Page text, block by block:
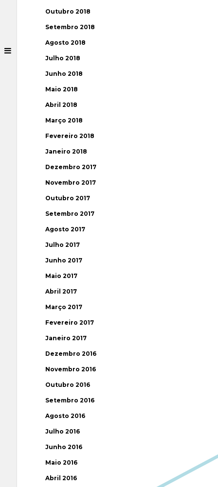
Outubro 2018
Setembro 2018
Agosto 2018
Julho 2018
Junho 2018
Maio 2018
Abril 2018
Março 2018
Fevereiro 2018
Janeiro 2018
Dezembro 2017
Novembro 2017
Outubro 2017
Setembro 2017
Agosto 2017
Julho 2017
Junho 2017
Maio 2017
Abril 2017
Março 2017
Fevereiro 2017
Janeiro 2017
Dezembro 2016
Novembro 2016
Outubro 2016
Setembro 2016
Agosto 2016
Julho 2016
Junho 2016
Maio 2016
Abril 2016